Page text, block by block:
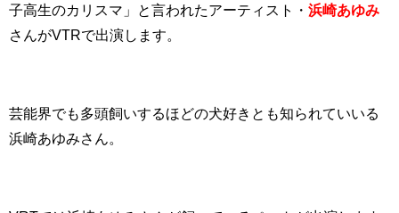
子高生のカリスマ」と言われたアーティスト・ 浜崎あゆみ
さんがVTRで出演します。
芸能界でも多頭飼いするほどの犬好きとも知られていいる
浜崎あゆみさん。